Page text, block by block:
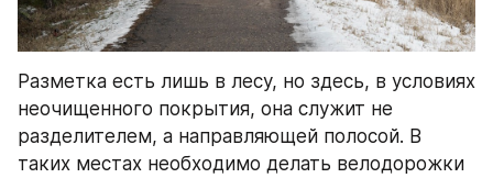
Разметка есть лишь в лесу, но здесь, в условиях
неочищенного покрытия, она служит не
разделителем, а направляющей полосой. В
таких местах необходимо делать велодорожки